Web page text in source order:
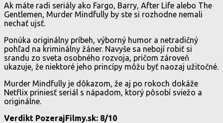
Ak máte radi seriály ako Fargo, Barry, After Life alebo The
Gentlemen, Murder Mindfully by ste si rozhodne nemali
nechať ujsť.
Ponúka originálny príbeh, výborný humor a netradičný
pohľad na kriminálny žáner. Navyše sa nebojí robiť si
srandu zo sveta osobného rozvoja, pričom zároveň
ukazuje, že niektoré jeho princípy môžu byť naozaj užitočné.
Murder Mindfully je dôkazom, že aj po rokoch dokáže
Netflix priniesť seriál s nápadom, ktorý pôsobí sviežo a
originálne.
Verdikt PozerajFilmy.sk: 8/10